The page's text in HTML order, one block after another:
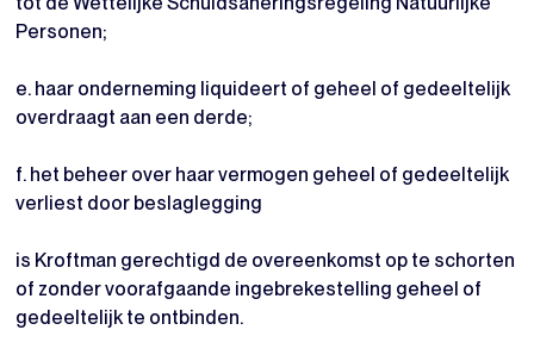
Personen;
e. haar onderneming liquideert of geheel of gedeeltelijk
overdraagt aan een derde;
f. het beheer over haar vermogen geheel of gedeeltelijk
verliest door beslaglegging
is Kroftman gerechtigd de overeenkomst op te schorten
of zonder voorafgaande ingebrekestelling geheel of
gedeeltelijk te ontbinden.